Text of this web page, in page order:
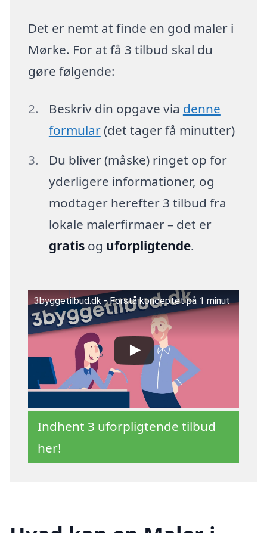
Det er nemt at finde en god maler i
Mørke. For at få 3 tilbud skal du
gøre følgende:
Beskriv din opgave via denne
formular(det tager få minutter)
Du bliver (måske) ringet op for
yderligere informationer, og
modtager herefter 3 tilbud fra
lokale malerfirmaer – det er
gratisog uforpligtende.
3byggetilbud.dk - Forstå konceptet på 1 minut
Indhent 3 uforpligtende tilbud
her!